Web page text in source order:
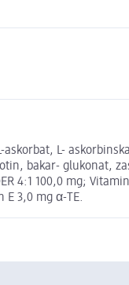
L-
bakar- glukonat,
4:1 100,0 mg;
E 3,0 mg α-TE.